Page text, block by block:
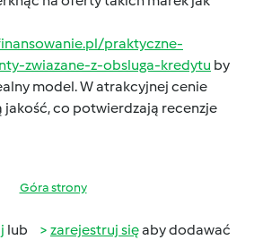
praktyczne-
zwiazane-z-obsluga-kredytu by
model. W atrakcyjnej cenie
jakość, co potwierdzają recenzje
Góra strony
lub zarejestruj sięaby dodawać